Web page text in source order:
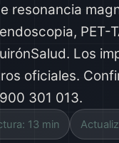
resonancia
PET-
Los
oficiales.
301 013.
13 min